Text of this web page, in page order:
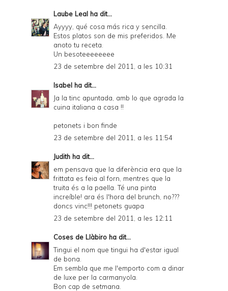
Laube Leal ha dit...
Ayyyy, qué cosa más rica y sencilla.
Estos platos son de mis preferidos. Me
anoto tu receta.
Un besoteeeeeeee
23 de setembre del 2011, a les 10:31
Isabel ha dit...
Ja la tinc apuntada, amb lo que agrada la
cuina italiana a casa !!
petonets i bon finde
23 de setembre del 2011, a les 11:54
Judith ha dit...
em pensava que la diferència era que la
frittata es feia al forn, mentres que la
truita és a la paella. Té una pinta
increíble! ara és l'hora del brunch, no???
doncs vinc!!! petonets guapa
23 de setembre del 2011, a les 12:11
Coses de Llàbiro ha dit...
Tingui el nom que tingui ha d'estar igual
de bona.
Em sembla que me l'emporto com a dinar
de luxe per la carmanyola.
Bon cap de setmana.